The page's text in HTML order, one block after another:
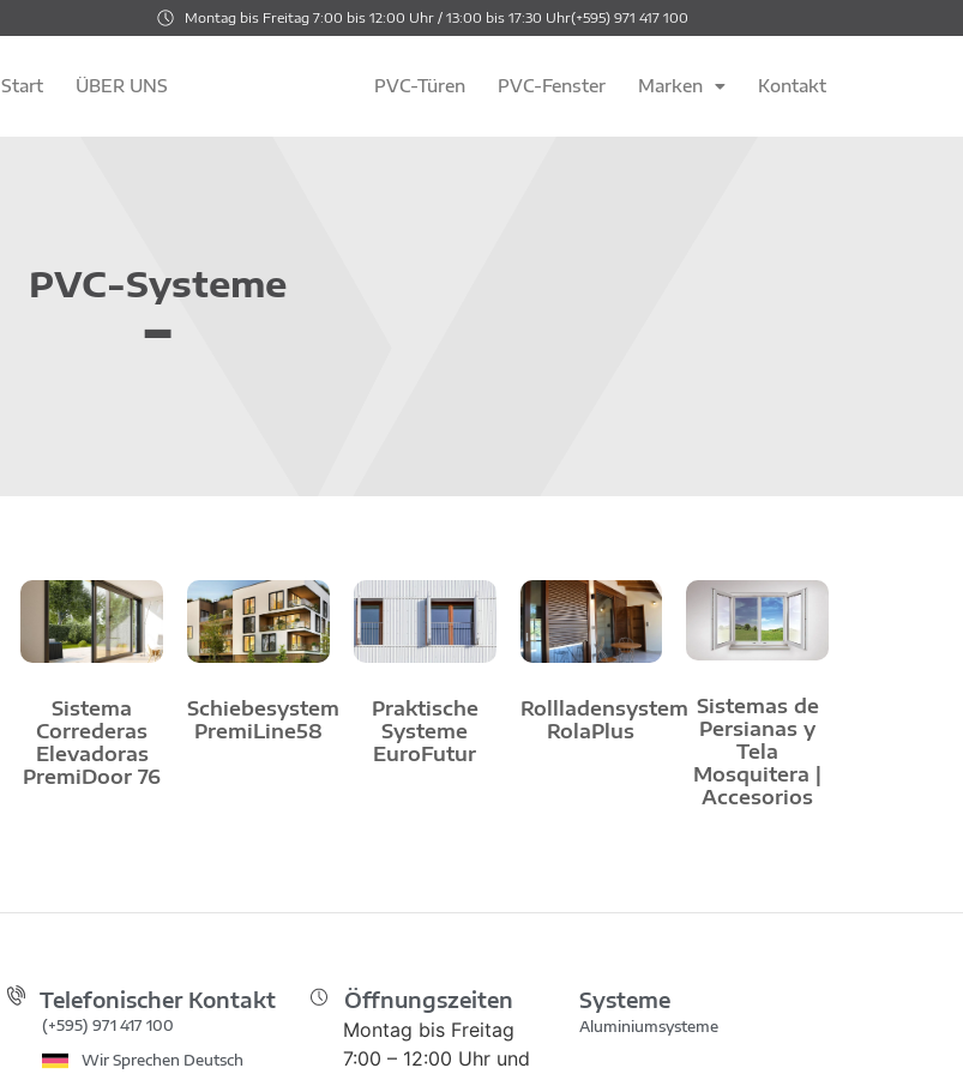
Montag bis Freitag 7:00 bis 12:00 Uhr / 13:00 bis 17:30 Uhr(+595) 971 417 100
Start ÜBER UNS PVC-Türen PVC-Fenster Marken Kontakt
PVC-Systeme
-
Sistema
Correderas
Elevadoras
PremiDoor 76
Schiebesystem
PremiLine58
Praktische
Systeme
EuroFutur
Rollladensystem
RolaPlus
Sistemas de
Persianas y
Tela
Mosquitera |
Accesorios
Telefonischer Kontakt
(+595) 971 417 100
Wir Sprechen Deutsch
Öffnungszeiten
Montag bis Freitag
7:00 – 12:00 Uhr und
Systeme
Aluminiumsysteme